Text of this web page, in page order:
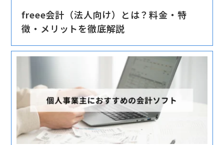
freee会計（法人向け）とは？料金・特
徴・メリットを徹底解説